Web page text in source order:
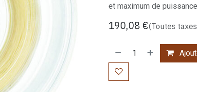
et maximum de
190,08 €(Toutes